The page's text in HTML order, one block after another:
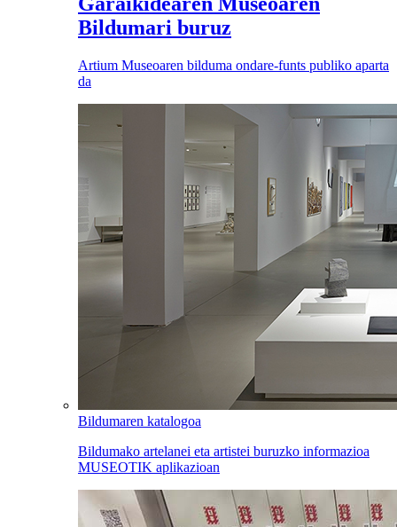
Bildumari buruz
Artium Museoaren bilduma ondare-funts publiko aparta
da
Bildumaren katalogoa
Bildumako artelanei eta artistei buruzko informazioa
MUSEOTIK aplikazioan